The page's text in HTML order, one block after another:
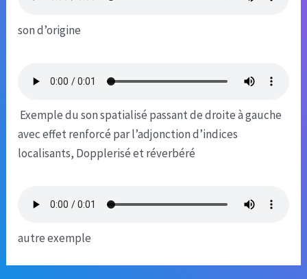
son d’origine
Exemple du son spatialisé passant de droite à gauche
avec effet renforcé par l’adjonction d’indices
localisants, Dopplerisé et réverbéré
autre exemple